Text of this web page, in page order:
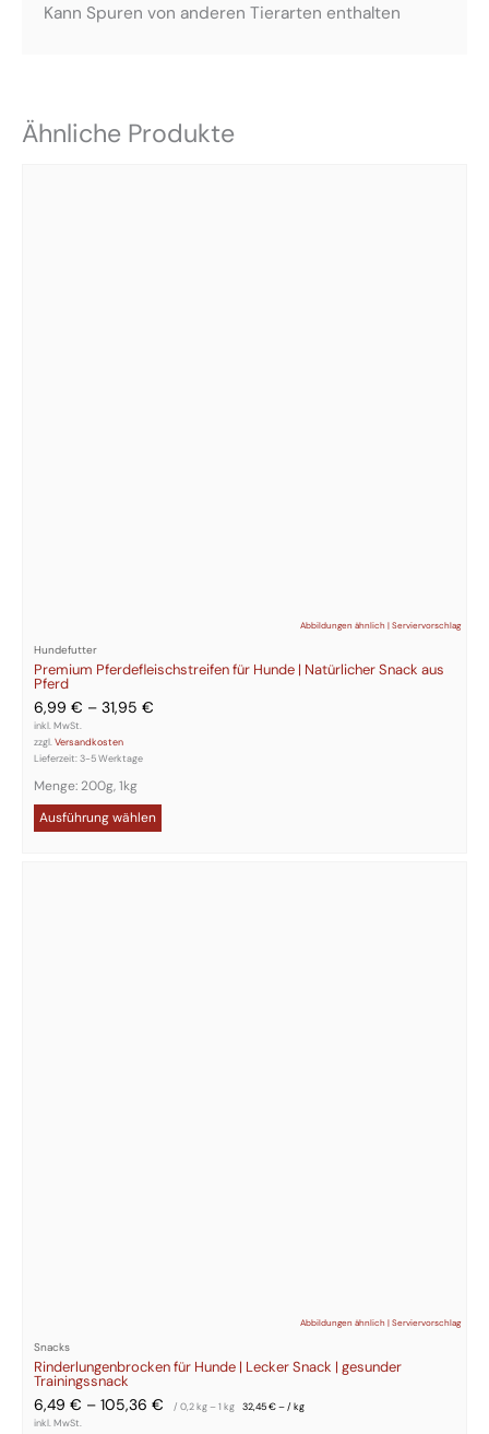
Kann Spuren von anderen Tierarten enthalten
Ähnliche Produkte
Abbildungen ähnlich | Serviervorschlag
Hundefutter
Premium Pferdefleischstreifen für Hunde | Natürlicher Snack aus
Pferd
6,99 € – 31,95 €
inkl. MwSt.
zzgl.Versandkosten
Lieferzeit:3-5 Werktage
Menge: 200g, 1kg
Ausführung wählen
Abbildungen ähnlich | Serviervorschlag
Snacks
Rinderlungenbrocken für Hunde | Lecker Snack | gesunder
Trainingssnack
6,49 € – 105,36 € / 0,2kg– 1 kg 32,45€– /kg
inkl. MwSt.